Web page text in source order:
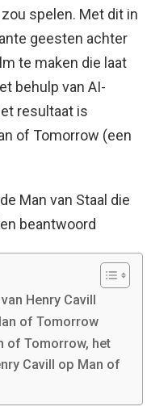
spelen. Met dit in
geesten achter
te maken die laat
behulp van AI-
resultaat is
of Tomorrow (een
Man van Staal die
beantwoord
Henry Cavill
of Tomorrow
of Tomorrow, het
Cavill op Man of